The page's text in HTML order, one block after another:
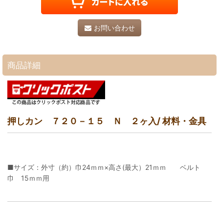
お問い合わせ
商品詳細
押しカン ７２０－１５ Ｎ ２ヶ入/ 材料・金具
■サイズ：外寸（約）巾24ｍｍ×高さ(最大）21ｍｍ ベルト
巾 15ｍｍ用